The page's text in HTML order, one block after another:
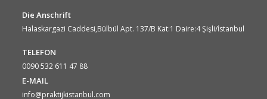
Die Anschrift
Halaskargazi Caddesi,Bülbül Apt. 137/B Kat:1 Daire:4 Şişli/İstanbul
TELEFON
0090 532 611 47 88
E-MAIL
info@praktijkistanbul.com